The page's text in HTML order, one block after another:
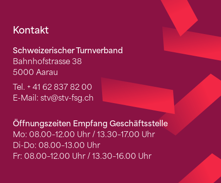
Fusszeile
Kontakt
Schweizerischer Turnverband
Bahnhofstrasse 38
5000 Aarau
Tel. + 41 62 837 82 00
E-Mail: stv@stv-fsg.ch
Öffnungszeiten Empfang Geschäftsstelle
Mo: 08.00–12.00 Uhr / 13.30–17.00 Uhr
Di-Do: 08.00–13.00 Uhr
Fr: 08.00–12.00 Uhr / 13.30–16.00 Uhr